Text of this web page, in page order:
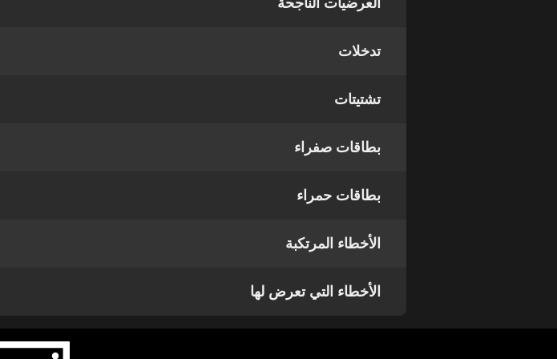
العرضيات الناجحة
تدخلات
تشتيتات
بطاقات صفراء
بطاقات حمراء
الأخطاء المرتكبة
الأخطاء التي تعرض لها